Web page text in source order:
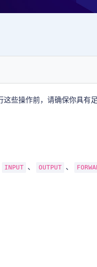
这些操作前，请确保你具有
INPUT 、 OUTPUT 、